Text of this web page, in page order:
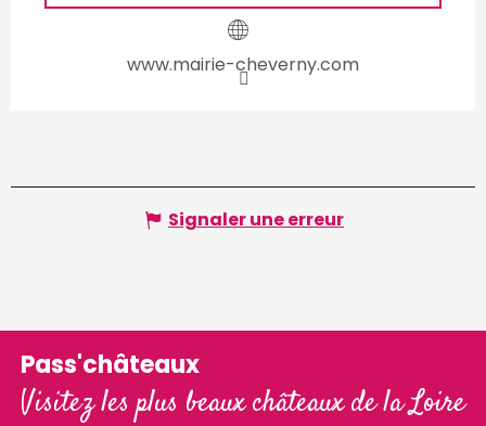
www.mairie-cheverny.com
Signaler une erreur
Pass'châteaux
Visitez les plus beaux châteaux de la Loire